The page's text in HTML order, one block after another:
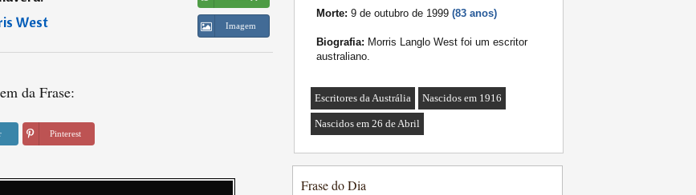
West Imagem
da Frase:
Pinterest
Morte: 9 de outubro de 1999 (83 anos)
Biografia: Morris Langlo West foi um escritor
australiano.
Escritores da Austrália Nascidos em 1916
Nascidos em 26 de Abril
Frase do Dia